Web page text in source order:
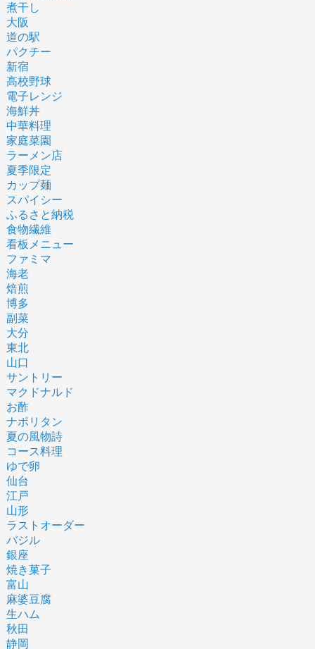
煮干し
大阪
道の駅
パクチー
新宿
高校野球
電子レンジ
海鮮丼
中華料理
家庭菜園
ラーメン店
夏季限定
カップ麺
スパイシー
ふるさと納税
食物繊維
看板メニュー
ファミマ
海老
焙煎
博多
副菜
大分
東北
山口
サントリー
マクドナルド
お酢
ナポリタン
夏の風物詩
コース料理
ゆで卵
仙台
江戸
山形
ラストオーダー
バジル
銀座
焼き菓子
富山
麻婆豆腐
生ハム
秋田
静岡